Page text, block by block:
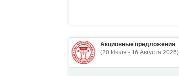
Акционные предложения
(20 Июля - 16 Августа 2026)